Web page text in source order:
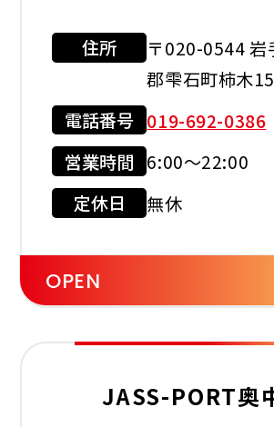
オイル
交換
バッテリー
利用可能カード
現金会員 クレジット
セルフ 洗車機
住所
〒020-0544 岩
郡雫石町柿木
電話番号 019-692-0386
営業時間 6:00～22:00
定休日
無休
OPEN
JASS-PORT奥